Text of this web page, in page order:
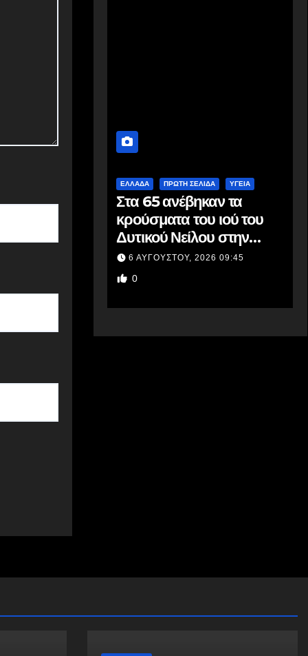
ΕΛΛΆΔΑ ΠΡΩΤΗ ΣΕΛΙΔΑ ΥΓΕΙΑ
Στα 65 ανέβηκαν τα
κρούσματα του ιού του
Δυτικού Νείλου στην
Ελλάδα – Έξι θάνατοι
6 ΑΥΓΟΎΣΤΟΥ, 2026 09:45
0